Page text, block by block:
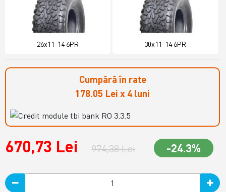
26x11-14 6PR 30x11-14 6PR
Cumpără în rate
178.05 Lei x 4 luni
670,73 Lei 974,38 Lei -24.3%